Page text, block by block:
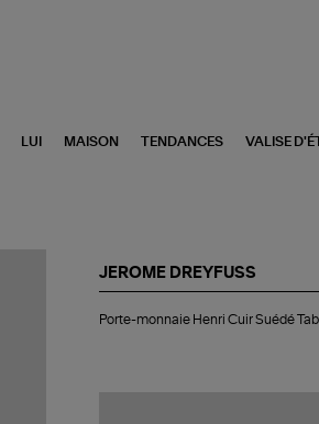
LUI MAISON TENDANCES VALISE
JEROME DREYFUSS
monnaie
Porte-monnaie Henri Cuir Suédé